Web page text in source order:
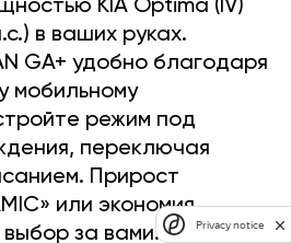
KIA Optima (IV)
в ваших руках.
GA+ удобно благодаря
мобильному
режим под
переключая
Прирост
или экономия
за вами.
Privacy notice